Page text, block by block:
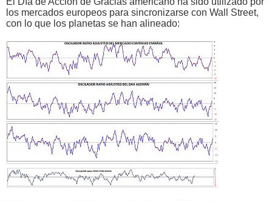
los mercados europeos para sincronizarse con Wall Street,
con lo que los planetas se han alineado: